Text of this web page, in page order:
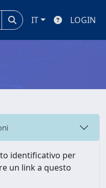
IT LOGIN
identificativo per
un link a questo